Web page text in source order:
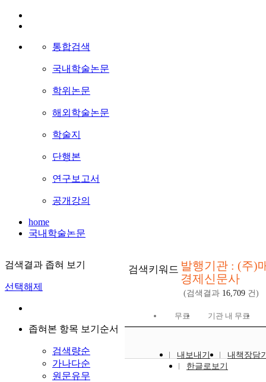
통합검색
국내학술논문
학위논문
해외학술논문
학술지
단행본
연구보고서
공개강의
home
국내학술논문
검색결과 좁혀 보기
선택해제
좁혀본 항목 보기순서
검색량순
가나다순
원문유무
검색키워드 발행기관 : (주)
경제신문사
(검색결과 16,709 건)
무료 기관 내 무료
내보내기
내책장담
한글로보기